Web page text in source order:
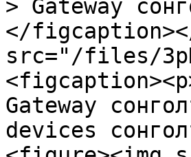
> Gateway
</
src="/files/
Gateway
devices